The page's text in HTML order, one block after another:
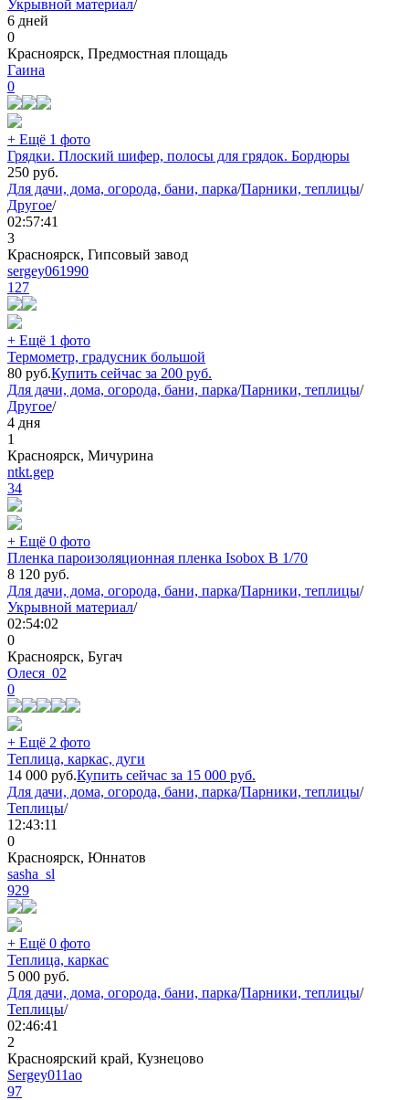
Укрывной материал/
6 дней
0
Красноярск, Предмостная площадь
Гаина
0
+ Ещё 1 фото
Грядки. Плоский шифер, полосы для грядок. Бордюры
250 руб.
Для дачи, дома, огорода, бани, парка/Парники, теплицы/
Другое/
02:57:41
3
Красноярск, Гипсовый завод
sergey061990
127
+ Ещё 1 фото
Термометр, градусник большой
80 руб.Купить сейчас за 200 руб.
Для дачи, дома, огорода, бани, парка/Парники, теплицы/
Другое/
4 дня
1
Красноярск, Мичурина
ntkt.gep
34
+ Ещё 0 фото
Пленка пароизоляционная пленка Isobox В 1/70
8 120 руб.
Для дачи, дома, огорода, бани, парка/Парники, теплицы/
Укрывной материал/
02:54:02
0
Красноярск, Бугач
Олеся_02
0
+ Ещё 2 фото
Теплица, каркас, дуги
14 000 руб.Купить сейчас за 15 000 руб.
Для дачи, дома, огорода, бани, парка/Парники, теплицы/
Теплицы/
12:43:11
0
Красноярск, Юннатов
sasha_sl
929
+ Ещё 0 фото
Теплица, каркас
5 000 руб.
Для дачи, дома, огорода, бани, парка/Парники, теплицы/
Теплицы/
02:46:41
2
Красноярский край, Кузнецово
Sergey011ao
97